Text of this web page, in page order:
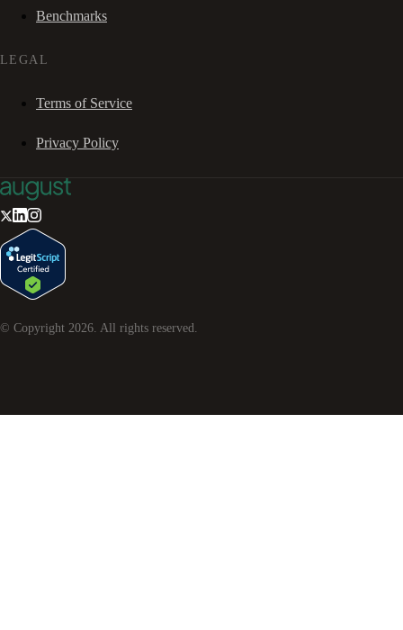
Benchmarks
LEGAL
Terms of Service
Privacy Policy
© Copyright 2026 . All rights reserved.